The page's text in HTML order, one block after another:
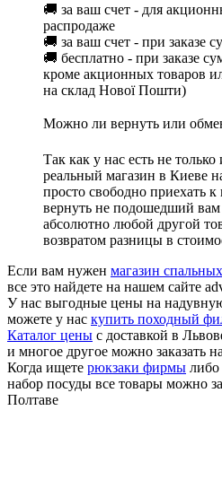
🚚 за ваш счет - для
распродаже
🚚 за ваш счет - при заказе
🚚 бесплатно - при заказе
кроме акционных товаров
на склад Нової Пошти)
Можно ли вернуть или
Так как у нас есть не
реальный магазин в Киеве
просто свободно приехать
вернуть не подошедший
абсолютно любой другой
возвратом разницы в
Если вам нужен магазин спальных
все это найдете на нашем сайте
У нас выгодные цены на
можете у нас купить походный
Каталог цены с доставкой в
и многое другое можно заказать
Когда ищете рюкзаки фирмы либо
набор посуды все товары можно
Полтаве